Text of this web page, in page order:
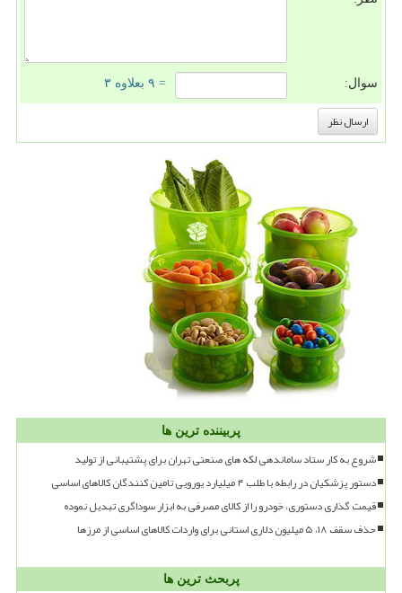
سوال: = ۹ بعلاوه ۳
پربیننده ترین ها
شروع به کار ستاد ساماندهی لکه های صنعتی تهران برای پشتیبانی از تولید
دستور پزشکیان در رابطه با طلب ۴ میلیارد یورویی تامین کنندگان کالاهای اساسی
قیمت گذاری دستوری، خودرو را از کالای مصرفی به ابزار سوداگری تبدیل نموده
حذف سقف ۱۸، ۵ میلیون دلاری استانی برای واردات کالاهای اساسی از مرزها
پربحث ترین ها